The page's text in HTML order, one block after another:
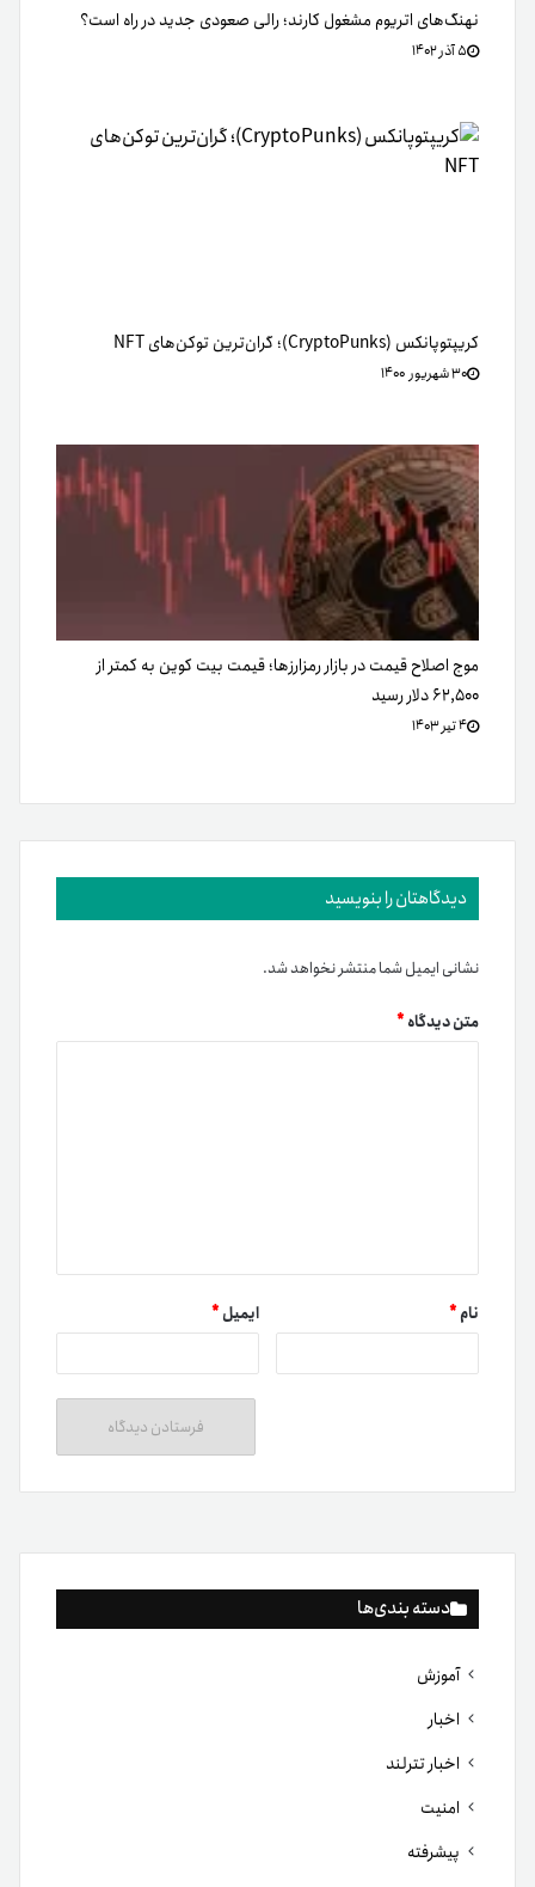
دسته بندی‌ها
آموزش
اخبار
اخبار تترلند
امنیت
پیشرفته
نهنگ‌های اتریوم مشغول کارند؛ رالی صعودی جدید در راه است؟
۵ آذر ۱۴۰۲
کریپتوپانکس (CryptoPunks)؛ گران‌ترین توکن‌های NFT
۳۰ شهریور ۱۴۰۰
موج اصلاح قیمت در بازار رمزارزها؛ قیمت بیت کوین به کمتر از
۶۲,۵۰۰ دلار رسید
۴ تیر ۱۴۰۳
دیدگاهتان را بنویسید
نشانی ایمیل شما منتشر نخواهد شد.
متن دیدگاه*
نام* ایمیل*